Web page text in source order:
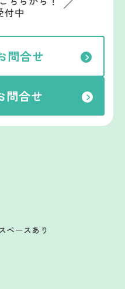
付中
問合せ
問合せ
ペースあり